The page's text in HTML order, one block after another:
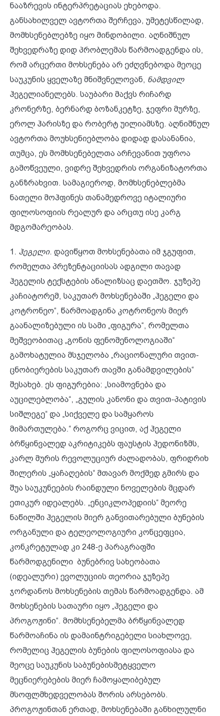
ნააზრევის ინტერპრეტაციას ეხებოდა.
განსახილველ ავტორთა შერჩევა, უმეტესწილად,
მომხსენებლებზე იყო მინდობილი. აღნიშნულ
შეხვედრაზე დიდ პრობლემას წარმოადგენდა ის,
რომ არცერთი მოხსენება არ ეძღვნებოდა მეოცე
საუკუნის ყველაზე მნიშვნელოვან, ნამდვილ
ჰეგელიანელებს. საუბარი მაქვს რიჩარდ
კრონერზე, ბერნარდ ბოზანკეტზე, ჯეფრი მურზე,
ეროლ ჰარისზე და რობერტ უილიამსზე. აღნიშნულ
ავტორთა მოუხსენიებლობა დიდად დასანანია,
თუმცა, ეს მომხსენებელთა არჩევანით უფროა
გამოწვეული, ვიდრე შეხვედრის ორგანიზატორთა
განზრახვით. სამაგიეროდ, მომხსენებლებმა
ნათელი მოჰფინეს თანამედროვე იტალიური
ფილოსოფიის რეალურ და არცთუ ისე კარგ
მდგომარეობას.
1. ჰეგელი. დავიწყოთ მოხსენებათა იმ ჯგუფით,
რომელთა პრეზენტაციისას ადგილი თავად
ჰეგელის ტექსტების ანალიზსაც დაეთმო. ჯუზეპე
კაჩიატორემ, საკუთარ მოხსენებაში „ჰეგელი და
კოტრონეო“, წარმოადგინა კოტრონეოს მიერ
გაანალიზებული ის სამი „ფიგურა“, რომელთა
მეშვეობითაც „გონის ფენომენოლოგიაში“
გამოხატულია მსჯელობა „რაციონალური თვით-
ცნობიერების საკუთარ თავში განამდვილების“
შესახებ. ეს ფიგურებია: „სიამოვნება და
აუცილებლობა“, „გულის კანონი და თვით-პატივის
სიშლეგე“ და „სიქველე და სამყაროს
მიმართულება.“ როგორც ვიცით, აქ ჰეგელი
ბრწყინვალედ აკრიტიკებს ფაუსტის ჰედონიზმს,
კარლ მურის რევოლუციურ ძალადობას, ფრიდრიხ
შილერის „ყაჩაღების“ მთავარ მოქმედ გმირს და
შუა საუკუნეების რაინდული ნოველების მცდარ
ეთიკურ იდეალებს. „ენციკლოპედიის“ მეორე
ნაწილში ჰეგელის მიერ განვითარებული ბუნების
ორგანული და ტელეოლოგიური კონცეფცია,
კონკრეტულად კი 248-ე პარაგრაფში
წარმოდგენილი ბუნებრივ სახეობათა
(იდეალური) ევოლუციის თეორია ჯუზეპე
ჯორდანოს მოხსენების თემას წარმოადგენდა. ამ
მოხსენების სათაური იყო „ჰეგელი და
პროგოჟინი“. მომხსენებელმა ბრწყინვალედ
წარმოაჩინა ის დამაინტრიგებელი სიახლოვე,
რომელიც ჰეგელის ბუნების ფილოსოფიასა და
მეოცე საუკუნის საბუნებისმეტყველო
მეცნიერებების მიერ ჩამოყალიბებულ
მსოფლმხედველობას შორის არსებობს.
პროგოჟინთან ერთად, მოხსენებაში განხილულნი